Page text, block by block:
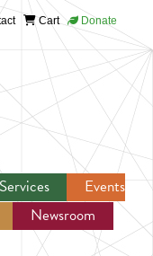
Cart Donate
Services
Events
Newsroom